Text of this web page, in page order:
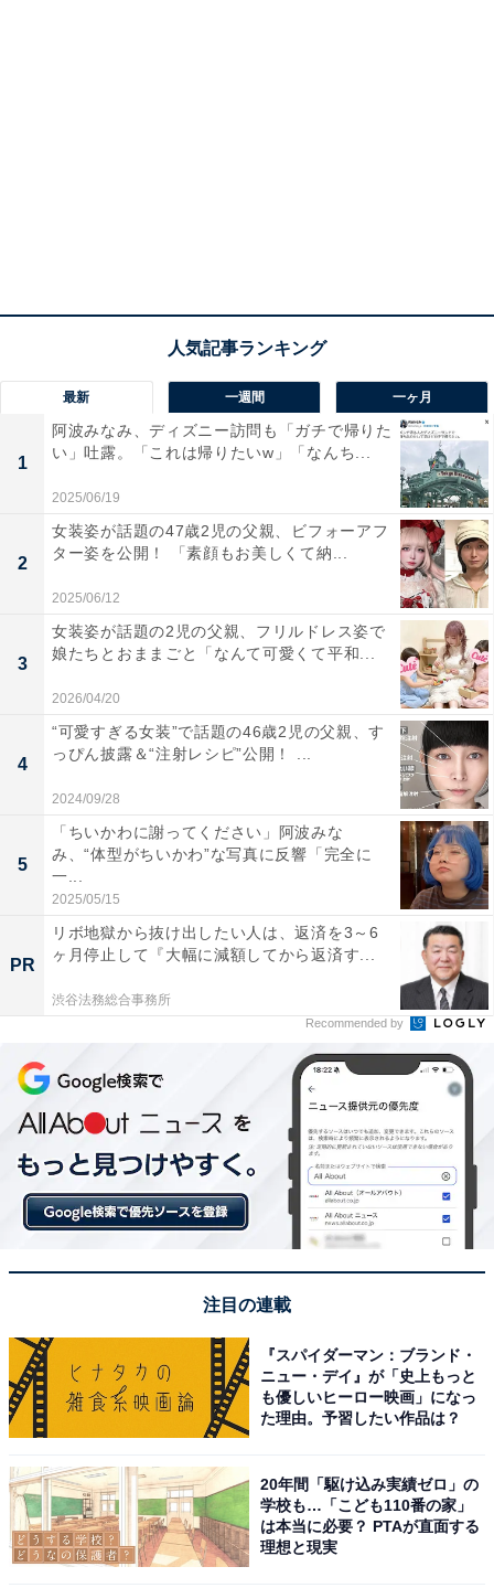
最新 一週間 一ヶ月
1
阿波みなみ、ディズニー訪問も「ガチで帰りた
い」吐露。「これは帰りたいw」「なんち...
2025/06/19
2
女装姿が話題の47歳2児の父親、ビフォーアフ
ター姿を公開！ 「素顔もお美しくて納...
2025/06/12
3
女装姿が話題の2児の父親、フリルドレス姿で
娘たちとおままごと「なんて可愛くて平和...
2026/04/20
4
“可愛すぎる女装”で話題の46歳2児の父親、す
っぴん披露＆“注射レシピ”公開！ ...
2024/09/28
5
「ちいかわに謝ってください」阿波みな
み、“体型がちいかわ”な写真に反響「完全に
一...
2025/05/15
PR
リボ地獄から抜け出したい人は、返済を3～6
ヶ月停止して『大幅に減額してから返済す...
渋谷法務総合事務所
Recommended by
注目の連載
『スパイダーマン：ブランド・
ニュー・デイ』が「史上もっと
も優しいヒーロー映画」になっ
た理由。予習したい作品は？
20年間「駆け込み実績ゼロ」の
学校も…「こども110番の家」
は本当に必要？ PTAが直面する
理想と現実